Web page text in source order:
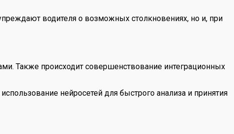
водителя о возможных столкновениях, но и, при
Также происходит совершенствование интеграционных
нейросетей для быстрого анализа и принятия